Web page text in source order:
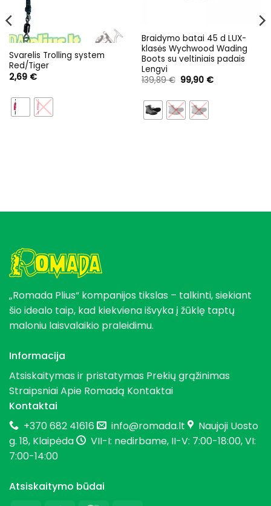
Svarelis Trolling system
Red/Tiger
2,69 €
Braidymo batai 45 d LUX-
klasės Wychwood Wading
Boots su veltiniais padais
Lengvi
139,89€ Original
price
139,89 €.
99,90 €Current
„Romada Plius“ kompanijos tikslas – talkinti, siekiant
šio idealo taip, kad kiekviena išvyka į žūklę taptų
maloniu laisvalaikio praleidimu.
Informacija
Atsiskaitymas ir pristatymas Prekių grąžinimas
StraipsniaiApie Romadą Kontaktai
Kontaktai
+370 682 41616
info@romada.lt
Naujoji Uosto
g. 18, Klaipėda
VII-I: nedirbame, II-V: 7:00-18:00, VI:
7:00-14:00
Atsiskaitymo būdai